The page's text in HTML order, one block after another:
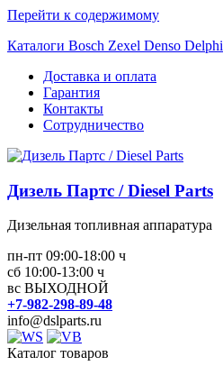
Перейти к содержимому
Каталоги Bosch Zexel Denso Delphi
Доставка и оплата
Гарантия
Контакты
Сотрудничество
Дизель Партс / Diesel Parts
Дизельная топливная аппаратура
пн-пт 09:00-18:00 ч
сб 10:00-13:00 ч
вс ВЫХОДНОЙ
+7-982-298-89-48
info@dslparts.ru
Каталог товаров